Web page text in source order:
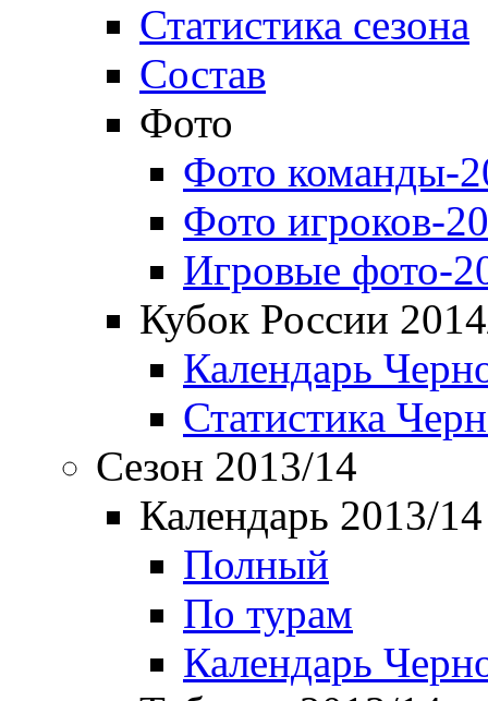
Статистика сезона
Состав
Фото
Фото команды-
Фото игроков-
Игровые фото-
Кубок России
Календарь
Статистика
Сезон 2013/14
Календарь 2013/14
Полный
По турам
Календарь